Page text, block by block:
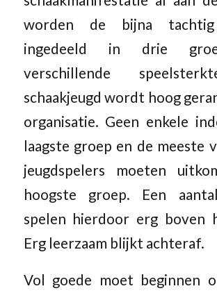
worden de bijna tachtig
ingedeeld in drie
verschillende
schaakjeugd wordt hoog
organisatie. Geen enkele
laagste groep en de meeste
jeugdspelers moeten
hoogste groep. Een
spelen hierdoor erg boven
Erg leerzaam blijkt achteraf.
Vol goede moet beginnen